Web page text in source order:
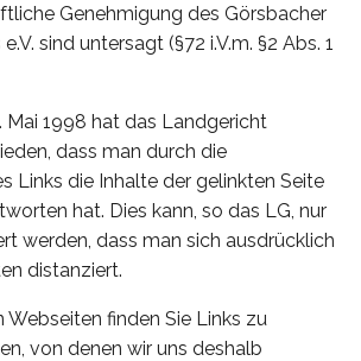
Genehmigung des Görsbacher
sind untersagt (§72 i.V.m. §2 Abs. 1
Mai 1998 hat das Landgericht
dass man durch die
Links die Inhalte der gelinkten Seite
hat. Dies kann, so das LG, nur
werden, dass man sich ausdrücklich
distanziert.
Webseiten finden Sie Links zu
von denen wir uns deshalb